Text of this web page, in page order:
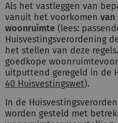
Als het vastleggen van
vanuit het voorkomen van
woonruimte (lees:
Huisvestingsverordening
het stellen van deze
goedkope
uitputtend geregeld in de
40 Huisvestingswet).
In de
worden gesteld met